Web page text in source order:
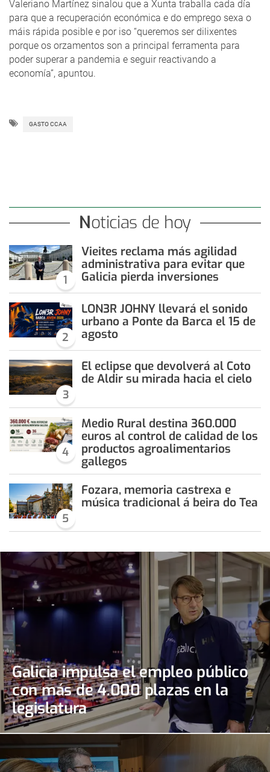
Valeriano Martínez sinalou que a Xunta traballa cada día
para que a recuperación económica e do emprego sexa o
máis rápida posible e por iso “queremos ser dilixentes
porque os orzamentos son a principal ferramenta para
poder superar a pandemia e seguir reactivando a
economía”, apuntou.
GASTO CCAA
Noticias de hoy
1
Vieites reclama más agilidad
administrativa para evitar que
Galicia pierda inversiones
2
LON3R JOHNY llevará el sonido
urbano a Ponte da Barca el 15 de
agosto
3
El eclipse que devolverá al Coto
de Aldir su mirada hacia el cielo
4
Medio Rural destina 360.000
euros al control de calidad de los
productos agroalimentarios
gallegos
5
Fozara, memoria castrexa e
música tradicional á beira do Tea
Galicia impulsa el empleo público
con más de 4.000 plazas en la
legislatura